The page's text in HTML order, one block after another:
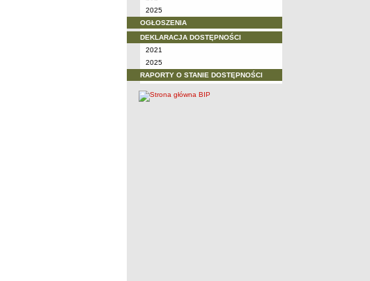
2025
OGŁOSZENIA
DEKLARACJA DOSTĘPNOŚCI
2021
2025
RAPORTY O STANIE DOSTĘPNOŚCI